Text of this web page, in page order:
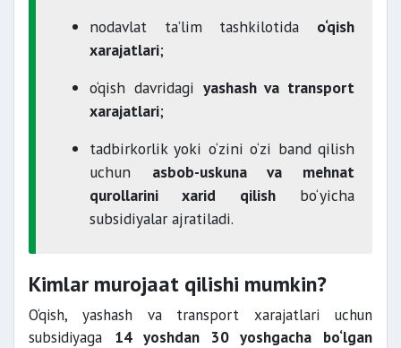
nodavlat ta’lim tashkilotida o‘qish
xarajatlari;
o‘qish davridagi yashash va transport
xarajatlari;
tadbirkorlik yoki o‘zini o‘zi band qilish
uchun asbob-uskuna va mehnat
qurollarini xarid qilishbo‘yicha
subsidiyalar ajratiladi.
Kimlar murojaat qilishi mumkin?
O‘qish, yashash va transport xarajatlari uchun
subsidiyaga 14 yoshdan 30 yoshgacha bo‘lgan